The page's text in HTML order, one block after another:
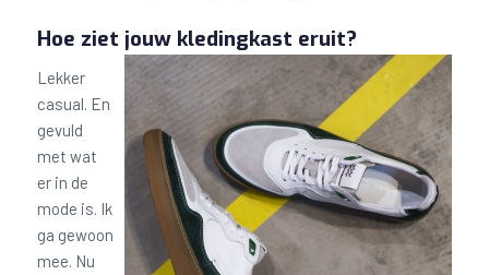
Hoe ziet jouw kledingkast eruit?
Lekker
casual. En
gevuld
met wat
er in de
mode is. Ik
ga gewoon
mee. Nu